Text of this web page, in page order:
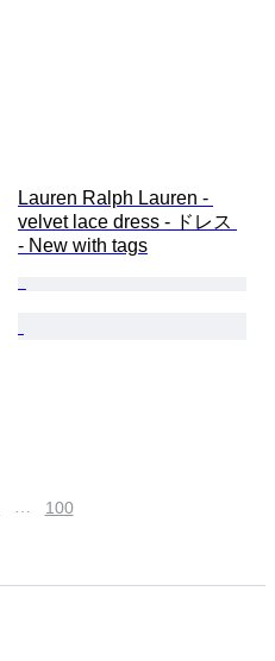
Lauren Ralph Lauren -
velvet lace dress - ドレス
- New with tags
… 100